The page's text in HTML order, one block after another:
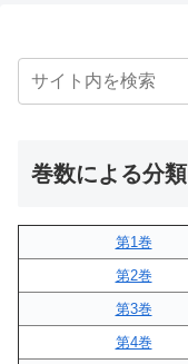
巻数による分類
第1巻
第2巻
第3巻
第4巻